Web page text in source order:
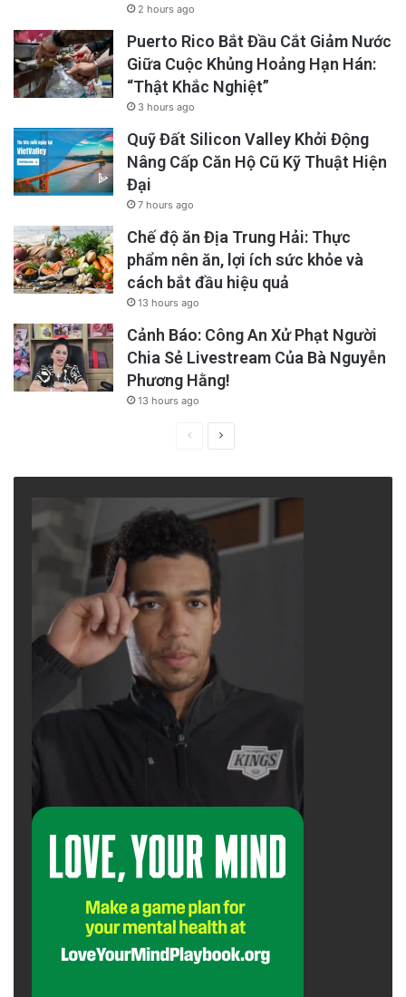
2 hours ago
Puerto Rico Bắt Đầu Cắt Giảm Nước
Giữa Cuộc Khủng Hoảng Hạn Hán:
“Thật Khắc Nghiệt”
3 hours ago
Quỹ Đất Silicon Valley Khởi Động
Nâng Cấp Căn Hộ Cũ Kỹ Thuật Hiện
Đại
7 hours ago
Chế độ ăn Địa Trung Hải: Thực
phẩm nên ăn, lợi ích sức khỏe và
cách bắt đầu hiệu quả
13 hours ago
Cảnh Báo: Công An Xử Phạt Người
Chia Sẻ Livestream Của Bà Nguyễn
Phương Hằng!
13 hours ago
PreviousNext